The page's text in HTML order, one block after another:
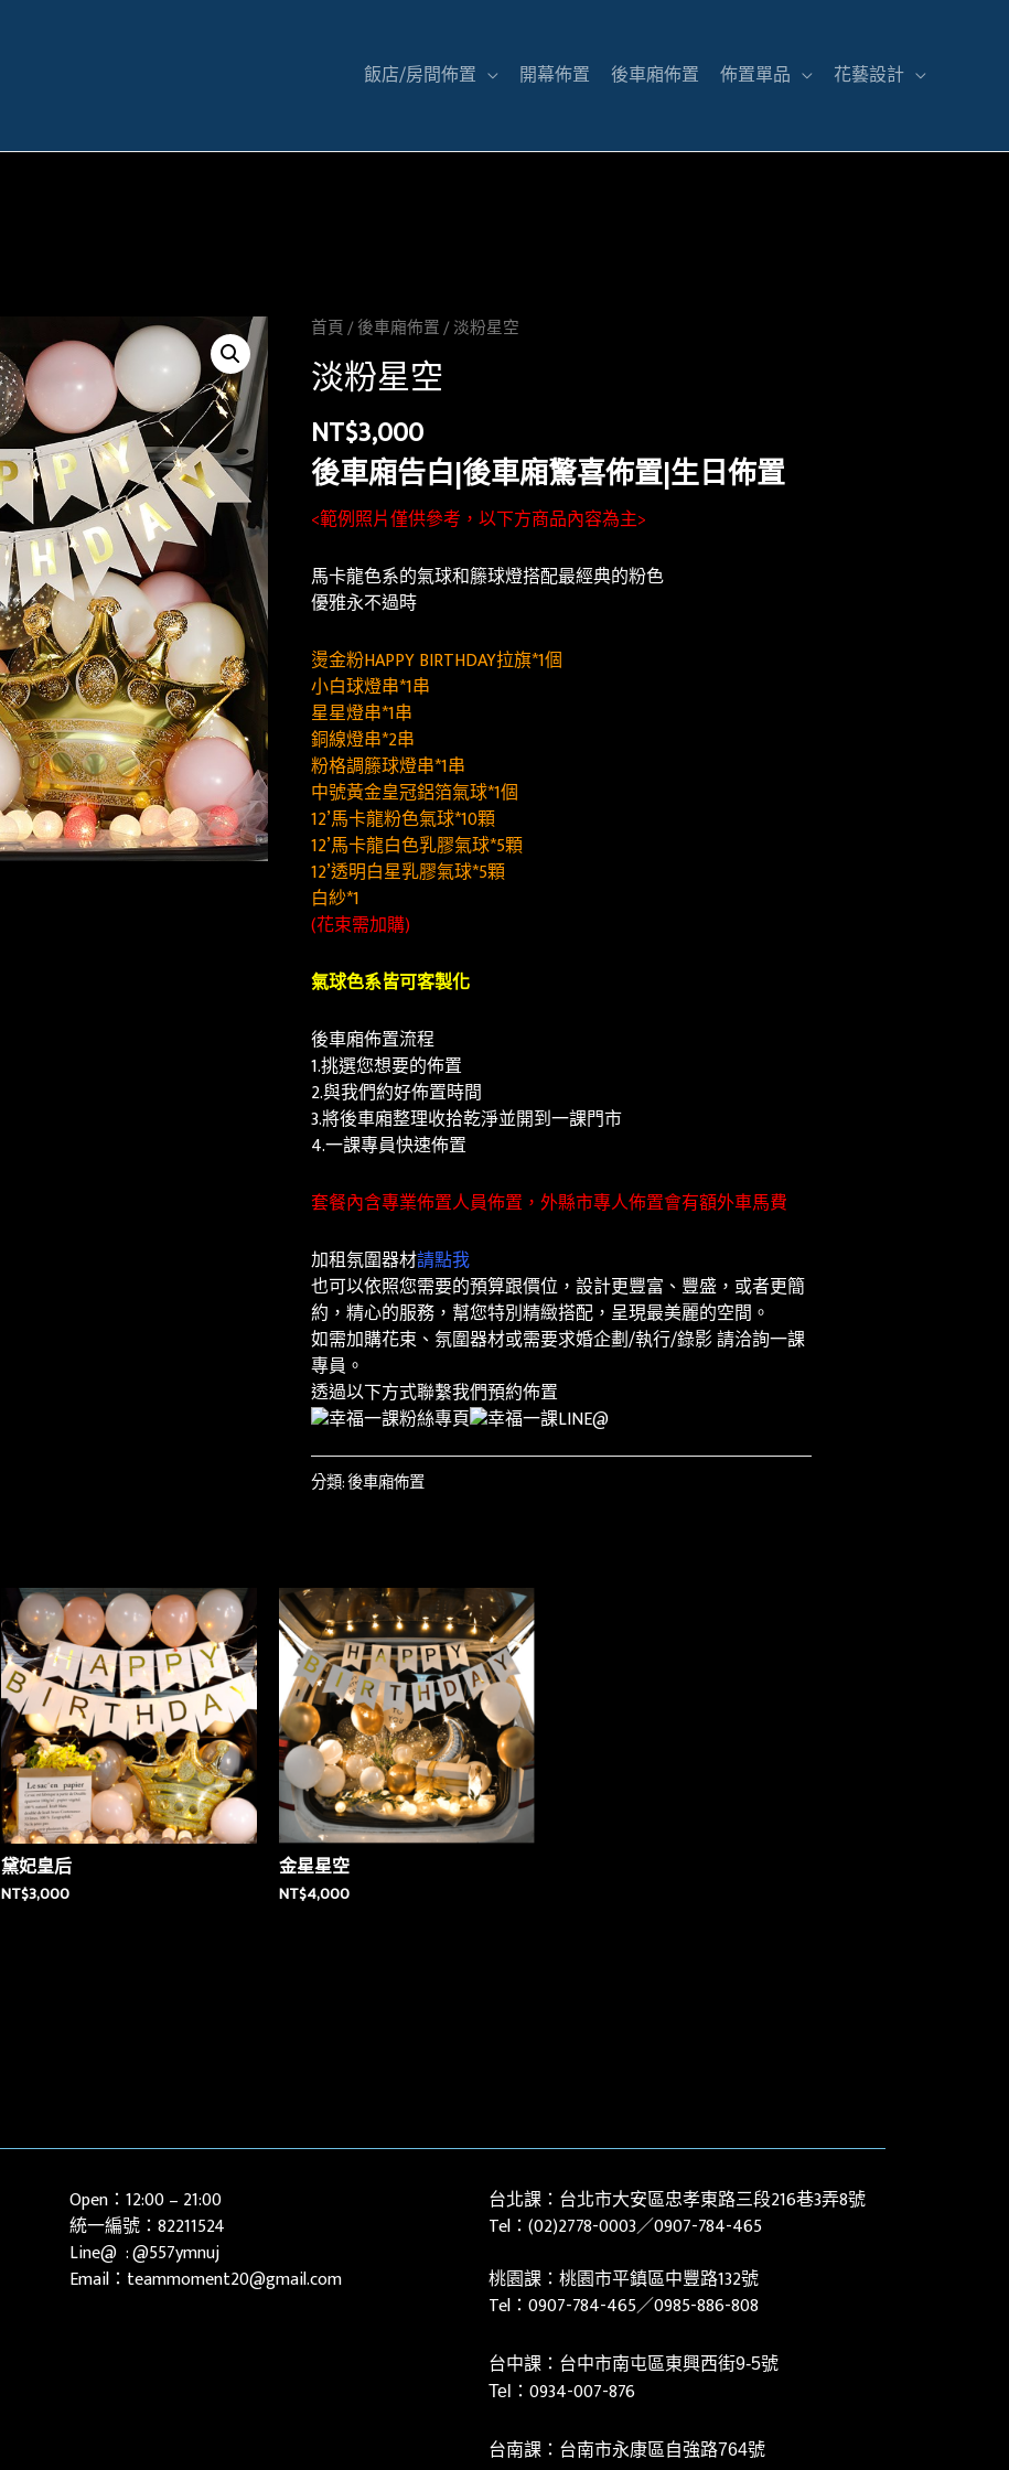
飯店/房間佈置 開幕佈置 後車廂佈置 佈置單品 花藝設計
首頁/後車廂佈置/ 淡粉星空
淡粉星空
NT$3,000
後車廂告白|後車廂驚喜佈置|生日佈置
<範例照片僅供參考，以下方商品內容為主>
馬卡龍色系的氣球和籐球燈搭配最經典的粉色
優雅永不過時
燙金粉HAPPY BIRTHDAY拉旗*1個
小白球燈串*1串
星星燈串*1串
銅線燈串*2串
粉格調籐球燈串*1串
中號黃金皇冠鋁箔氣球*1個
12’馬卡龍粉色氣球*10顆
12’馬卡龍白色乳膠氣球*5顆
12’透明白星乳膠氣球*5顆
白紗*1
(花束需加購)
氣球色系皆可客製化
後車廂佈置流程
1.挑選您想要的佈置
2.與我們約好佈置時間
3.將後車廂整理收拾乾淨並開到一課門市
4.一課專員快速佈置
套餐內含專業佈置人員佈置，外縣市專人佈置會有額外車馬費
加租氛圍器材請點我
也可以依照您需要的預算跟價位，設計更豐富、豐盛，或者更簡
約，精心的服務，幫您特別精緻搭配，呈現最美麗的空間。
如需加購花束、氛圍器材或需要求婚企劃/執行/錄影 請洽詢一課
專員。
透過以下方式聯繫我們預約佈置
分類:後車廂佈置
黛妃皇后
NT$3,000
金星星空
NT$4,000
Open：12:00 – 21:00
統一編號：82211524
Line@ :@557ymnuj
Email：teammoment20@gmail.com
台北課：台北市大安區忠孝東路三段216巷3弄8號
Tel：(02)2778-0003／0907-784-465
桃園課：桃園市平鎮區中豐路132號
Tel： 0907-784-465／0985-886-808
台中課：台中市南屯區東興西街9-5號
Tel： 0934-007-876
台南課：台南市永康區自強路764號